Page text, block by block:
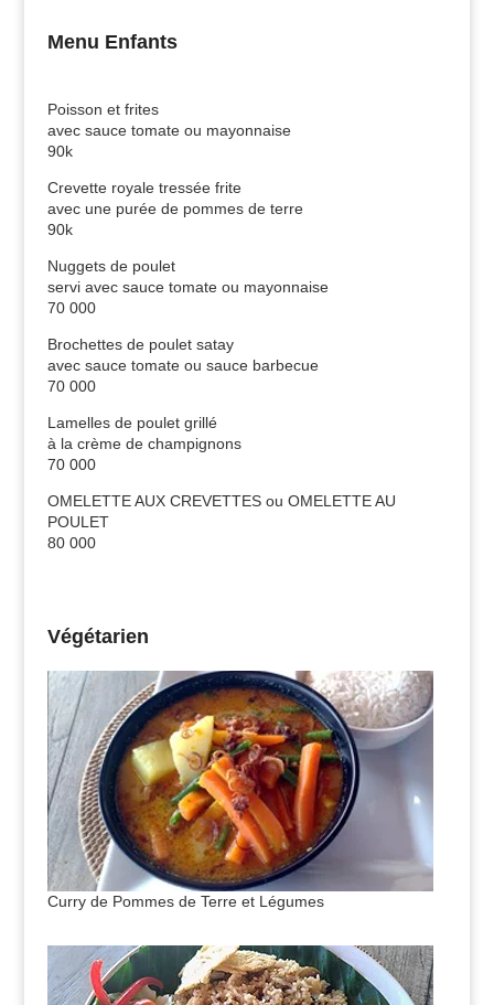
Menu Enfants
Poisson et frites
avec sauce tomate ou mayonnaise
90k
Crevette royale tressée frite
avec une purée de pommes de terre
90k
Nuggets de poulet
servi avec sauce tomate ou mayonnaise
70 000
Brochettes de poulet satay
avec sauce tomate ou sauce barbecue
70 000
Lamelles de poulet grillé
à la crème de champignons
70 000
OMELETTE AUX CREVETTES ou OMELETTE AU
POULET
80 000
Végétarien
Curry de Pommes de Terre et Légumes